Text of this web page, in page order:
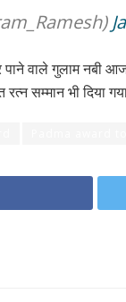
वाले गुलाम नबी
सम्मान भी दिया